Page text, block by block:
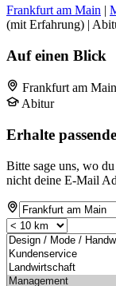
Frankfurt am Main |
(mit Erfahrung) |
Auf einen Blick
Frankfurt am Main
Abitur
Erhalte
Bitte sage uns, wo
nicht deine E-Mail